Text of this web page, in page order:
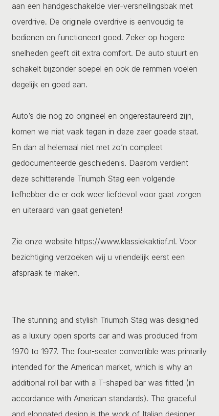
aan een handgeschakelde vier-versnellingsbak met
overdrive. De originele overdrive is eenvoudig te
bedienen en functioneert goed. Zeker op hogere
snelheden geeft dit extra comfort. De auto stuurt en
schakelt bijzonder soepel en ook de remmen voelen
degelijk en goed aan.
Auto’s die nog zo origineel en ongerestaureerd zijn,
komen we niet vaak tegen in deze zeer goede staat.
En dan al helemaal niet met zo’n compleet
gedocumenteerde geschiedenis. Daarom verdient
deze schitterende Triumph Stag een volgende
liefhebber die er ook weer liefdevol voor gaat zorgen
en uiteraard van gaat genieten!
Zie onze website https://www.klassiekaktief.nl. Voor
bezichtiging verzoeken wij u vriendelijk eerst een
afspraak te maken.
The stunning and stylish Triumph Stag was designed
as a luxury open sports car and was produced from
1970 to 1977. The four-seater convertible was primarily
intended for the American market, which is why an
additional roll bar with a T-shaped bar was fitted (in
accordance with American standards). The graceful
and elongated design is the work of Italian designer